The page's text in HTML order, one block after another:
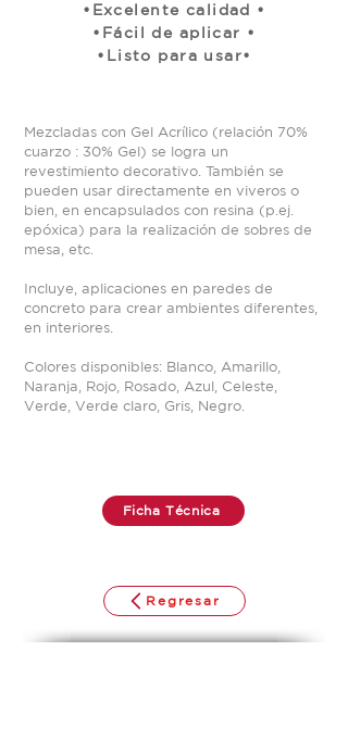
•Excelente calidad •
•Fácil de aplicar •
•Listo para usar•
Mezcladas con Gel Acrílico (relación 70%
cuarzo : 30% Gel) se logra un
revestimiento decorativo. También se
pueden usar directamente en viveros o
bien, en encapsulados con resina (p.ej.
epóxica) para la realización de sobres de
mesa, etc.
Incluye, aplicaciones en paredes de
concreto para crear ambientes diferentes,
en interiores.
Colores disponibles: Blanco, Amarillo,
Naranja, Rojo, Rosado, Azul, Celeste,
Verde, Verde claro, Gris, Negro.
Ficha Técnica
Regresar